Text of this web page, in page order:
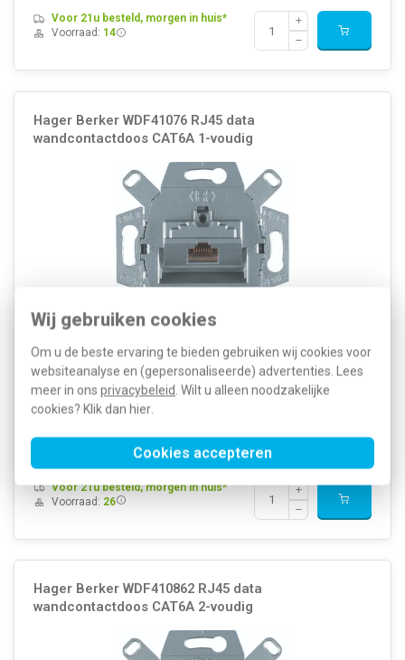
Wij gebruiken cookies
Om u de beste ervaring te bieden gebruiken wij cookies voor
websiteanalyse en (gepersonaliseerde) advertenties. Lees
meer in ons privacybeleid . Wilt u alleen noodzakelijke
cookies? Klik dan hier
Cookies accepteren
Voor 21u besteld, morgen in huis*
Voorraad: 14
Hager Berker WDF41076 RJ45 data
wandcontactdoos CAT6A 1-voudig
Hager Berker 1-voudige data-wandcontactdoos CAT6A voor RJ11,
RJ12 en RJ45. 45° uitgang, 360° afscherming, trekontlasting en
flexibele invoer. Aansluiting via LSA-klemmen. Bandbreedte tot 500?
Meer informatie »
52,45
3250610092767
Voor 21u besteld, morgen in huis*
Voorraad: 26
Hager Berker WDF410862 RJ45 data
wandcontactdoos CAT6A 2-voudig